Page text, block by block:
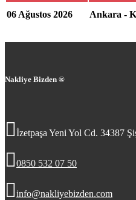
06 Ağustos 2026 Ankara -
Nakliye Bizden ®
İzetpaşa Yeni Yol Cd. 34387
0850 532 07 50
info@nakliyebizden.com